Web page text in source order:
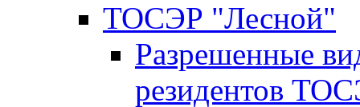
ТОСЭР "Лесной"
Разрешенные
резидентов